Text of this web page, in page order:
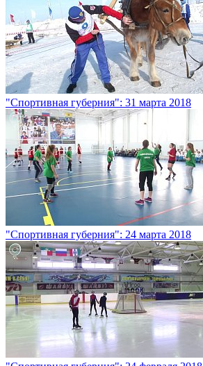
"Спортивная губерния": 31 марта 2018
"Спортивная губерния": 24 марта 2018